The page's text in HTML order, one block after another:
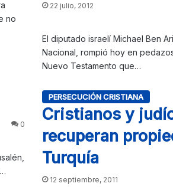
no
22 julio, 2012
El diputado israelí Michael Ben
Nacional, rompió hoy en
Nuevo Testamento que…
0
PERSECUCIÓN CRISTIANA
Cristianos y
recuperan
Turquía
12 septiembre, 2011